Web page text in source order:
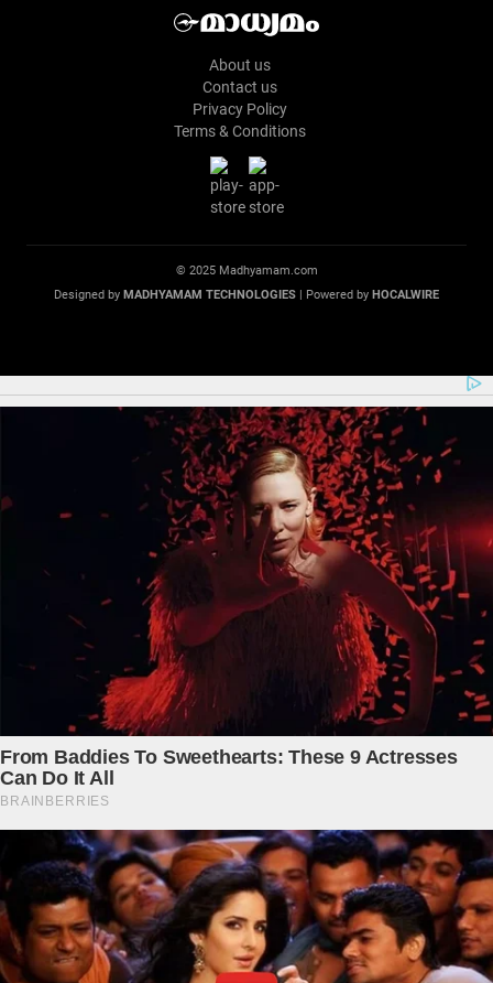
About us
Contact us
Privacy Policy
Terms & Conditions
© 2025 Madhyamam.com
Designed by MADHYAMAM TECHNOLOGIES | Powered by HOCALWIRE